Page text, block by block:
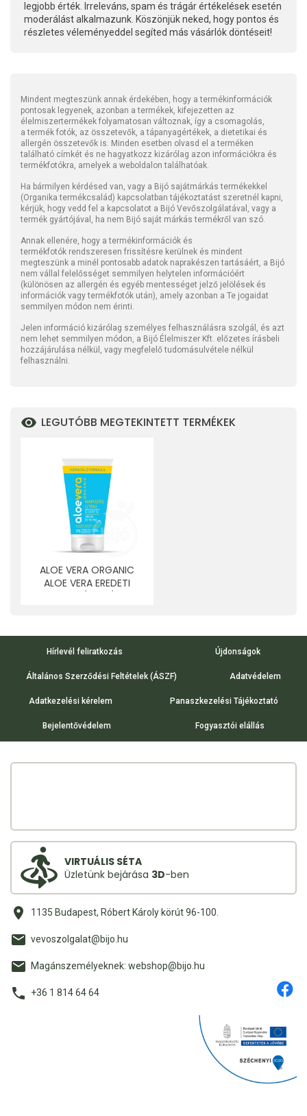
legjobb érték. Irreleváns, spam és trágár értékelések esetén
moderálást alkalmazunk. Köszönjük neked, hogy pontos és
részletes véleményeddel segíted más vásárlók döntéseit!
Mindent megteszünk annak érdekében, hogy a termékinformációk
pontosak legyenek, azonban a termékek, kifejezetten az
élelmiszertermékek folyamatosan változnak, így a csomagolás,
a termék fotók, az összetevők, a tápanyagértékek, a dietetikai és
allergén összetevők is. Minden esetben olvasd el a terméken
található címkét és ne hagyatkozz kizárólag azon információkra és
termékfotókra, amelyek a weboldalon találhatóak.
Ha bármilyen kérdésed van, vagy a Bijó sajátmárkás termékekkel
(Organika termékcsalád) kapcsolatban tájékoztatást szeretnél kapni,
kérjük, hogy vedd fel a kapcsolatot a Bijó Vevőszolgálatával, vagy a
termék gyártójával, ha nem Bijó saját márkás termékről van szó.
Annak ellenére, hogy a termékinformációk és
termékfotók rendszeresen frissítésre kerülnek és mindent
megteszünk a minél pontosabb adatok naprakészen tartásáért, a Bijó
nem vállal felelősséget semmilyen helytelen információért
(különösen az allergén és egyéb mentességet jelző jelölések és
információk vagy termékfotók után), amely azonban a Te jogaidat
semmilyen módon nem érinti.
Jelen információ kizárólag személyes felhasználásra szolgál, és azt
nem lehet semmilyen módon, a Bijó Élelmiszer Kft. előzetes írásbeli
hozzájárulása nélkül, vagy megfelelő tudomásulvétele nélkül
felhasználni.
LEGUTÓBB MEGTEKINTETT TERMÉKEK
ALOE VERA ORGANIC
ALOE VERA EREDETI
Hírlevél feliratkozás Újdonságok
Általános Szerződési Feltételek (ÁSZF) Adatvédelem
Adatkezelési kérelem Panaszkezelési Tájékoztató
Bejelentővédelem Fogyasztói elállás
VIRTUÁLIS SÉTA
Üzletünk bejárása 3D-ben
1135 Budapest, Róbert Károly körút 96-100.
vevoszolgalat@bijo.hu
Magánszemélyeknek: webshop@bijo.hu
+36 1 814 64 64